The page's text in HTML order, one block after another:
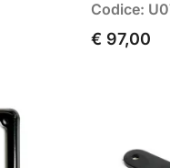
Codice:
€ 97,00